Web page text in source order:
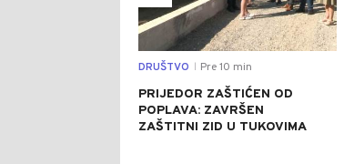
DRUŠTVO Pre 10 min
PRIJEDOR ZAŠTIĆEN OD
POPLAVA: ZAVRŠEN
ZAŠTITNI ZID U TUKOVIMA